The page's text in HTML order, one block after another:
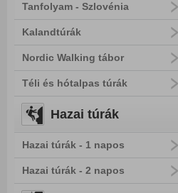
Tanfolyam - Szlovénia
Kalandtúrák
Nordic Walking tábor
Téli és hótalpas túrák
Hazai túrák
Hazai túrák - 1 napos
Hazai túrák - 2 napos